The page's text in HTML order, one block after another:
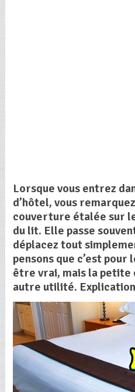
Lorsque vous entrez
d’hôtel, vous
couverture étalée sur
du lit. Elle passe
déplacez tout
pensons que c’est pour
être vrai, mais la petite
autre utilité.